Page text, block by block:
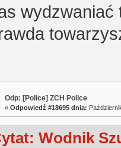
wydzwaniać
Odp: [Police] ZCH Police
« Odpowiedź #18695 dnia:
Wodnik